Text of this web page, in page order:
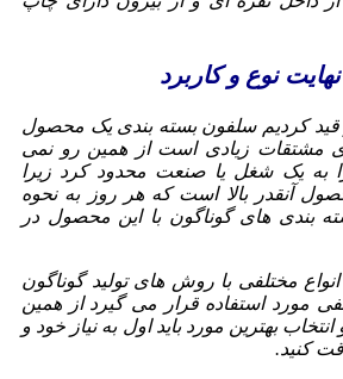
نوع و کاربرد
قید کردیم سلفون بسته بندی یک محصول
مشتقات زیادی است از همین رو نمی
به یک شغل یا صنعت محدود کرد زیرا
آنقدر بالا است که هر روز به نحوه
بندی های گوناگون با این محصول در
مختلفی با روش های تولید گوناگون
مورد استفاده قرار می گیرد از همین
بهترین مورد باید اول به نیاز خود و
کنید.